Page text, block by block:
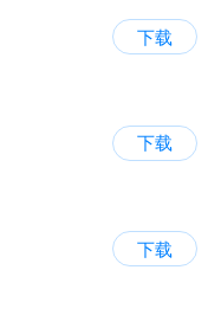
下载
下载
下载